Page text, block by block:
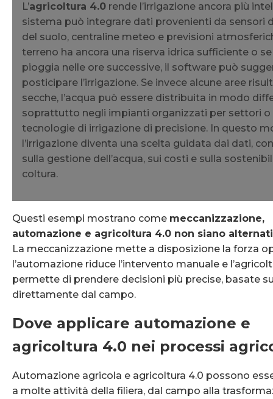
L’agricoltura 4.0 rende l’irrigazione ancora più
sistema può integrare dati provenienti da sensori
del suolo, centraline meteo e previsioni
terreno ha ancora una riserva idrica sufficiente o
pioggia nelle ore successive, il software può
posticipare l’irrigazione. Se invece alcune aree
secche, l’acqua può essere distribuita in modo
soprattutto negli impianti organizzati per settori
tecnologie di irrigazione di precisione. In questo
l’irrigazione diventa una scelta guidata dai dati,
sulla gestione dell’acqua, sui costi e sulla
coltura.
Questi esempi mostrano come meccanizzazione,
automazione e agricoltura 4.0 non siano
La meccanizzazione mette a disposizione la forza
l’automazione riduce l’intervento manuale e
permette di prendere decisioni più precise, basate
direttamente dal campo.
Dove applicare automazione e
agricoltura 4.0 nei processi
Automazione agricola e agricoltura 4.0 possono
a molte attività della filiera, dal campo alla